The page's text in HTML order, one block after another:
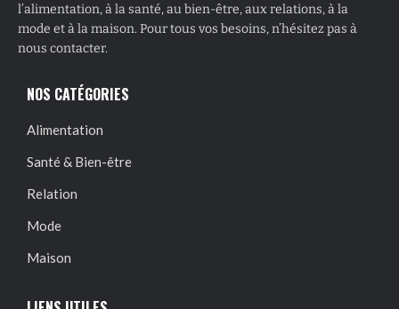
l’alimentation, à la santé, au bien-être, aux relations, à la
mode et à la maison. Pour tous vos besoins, n’hésitez pas à
nous contacter.
NOS CATÉGORIES
Alimentation
Santé & Bien-être
Relation
Mode
Maison